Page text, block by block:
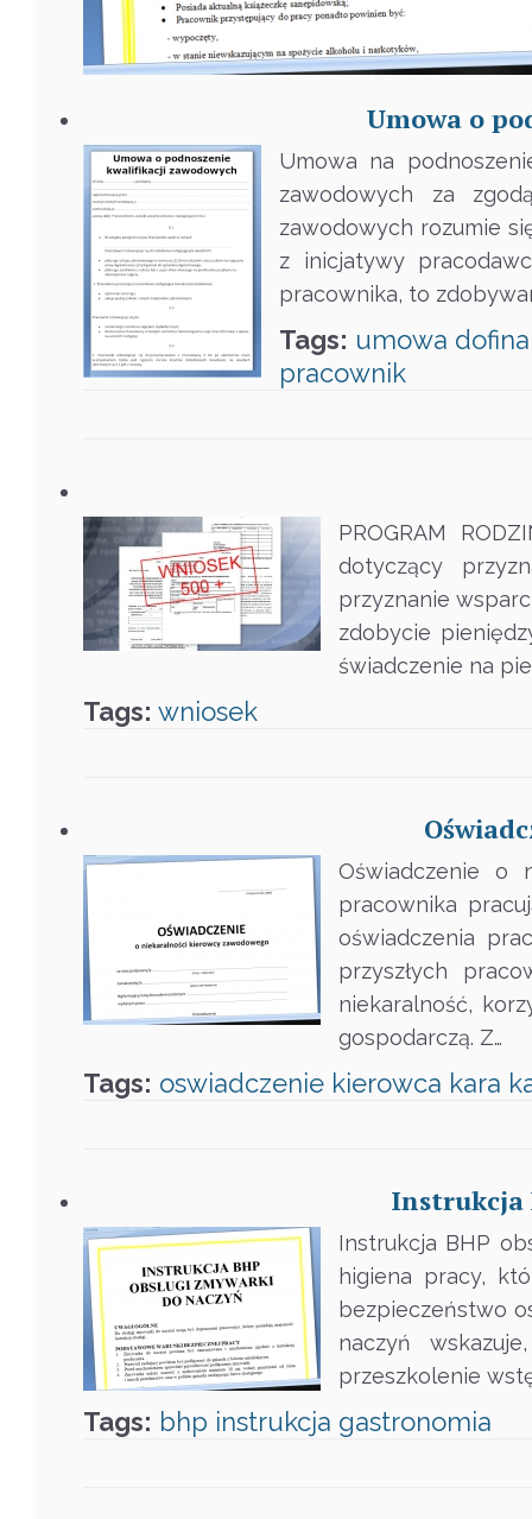
Umowa o
Umowa na
zawodowych za
zawodowych rozumie
z inicjatywy
pracownika, to
Tags: umowa
pracownik
PROGRAM
dotyczący
przyznanie
zdobycie
świadczenie na
Tags: wniosek
Oświadczenie o
pracownika
oświadczenia
przyszłych
niekaralność,
gospodarczą. Z…
Tags: oswiadczenie kierowca kara
Instrukcja
Instrukcja BHP
higiena pracy,
bezpieczeństwo
naczyń
przeszkolenie
Tags: bhp instrukcja gastronomia